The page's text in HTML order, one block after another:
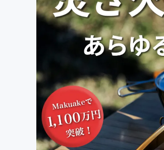
テクノロジー・ガジ
映像・映画
ビジネス・起業
まちづくり・地域活